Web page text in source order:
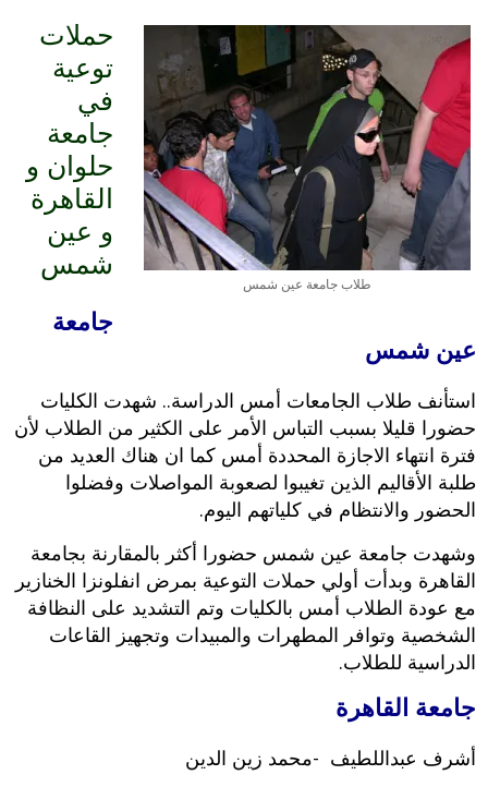
طلاب جامعة عين شمس
حملات
توعية
في
جامعة
حلوان و
القاهرة
و عين
شمس
جامعة
عين شمس
استأنف طلاب الجامعات أمس الدراسة.. شهدت الكليات
حضورا قليلا بسبب التباس الأمر على الكثير من الطلاب لأن
فترة انتهاء الاجازة المحددة أمس كما ان هناك العديد من
طلبة الأقاليم الذين تغيبوا لصعوبة المواصلات وفضلوا
الحضور والانتظام في كلياتهم اليوم.
وشهدت جامعة عين شمس حضورا أكثر بالمقارنة بجامعة
القاهرة وبدأت أولي حملات التوعية بمرض انفلونزا الخنازير
مع عودة الطلاب أمس بالكليات وتم التشديد على النظافة
الشخصية وتوافر المطهرات والمبيدات وتجهيز القاعات
الدراسية للطلاب.
جامعة القاهرة
أشرف عبداللطيف -محمد زين الدين